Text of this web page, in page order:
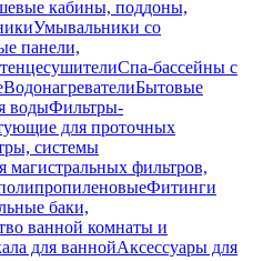
кабины, поддоны,
Умывальники со
панели,
Спа-бассейны с
ВодонагревателиБытовые
водыФильтры-
для проточных
системы
магистральных фильтров,
Фитинги
баки,
ванной комнаты и
для ваннойАксессуары для